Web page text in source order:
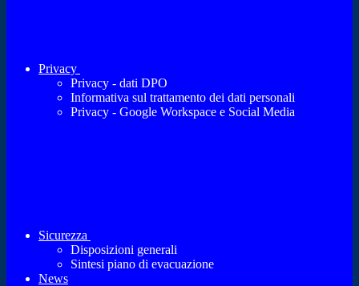
Privacy
Privacy - dati DPO
Informativa sul trattamento dei dati personali
Privacy - Google Workspace e Social Media
Sicurezza
Disposizioni generali
Sintesi piano di evacuazione
News